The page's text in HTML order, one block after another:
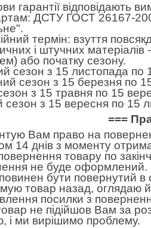
гарантії відповідають
ДСТУ ГОСТ 26167-
термін: взуття
і штучних
або початку сезону.
сезон з 15 листопада по
сезон з 15 березня по
з 15 травня по 15
сезон з 15 вересня по 15
===
Вам право на
14 днів з моменту
товару по
не буде оформлений.
бути повернутий в
товар назад, оглядаю
посилки з
не підійшов Вам за
і ми вирішимо проблему.